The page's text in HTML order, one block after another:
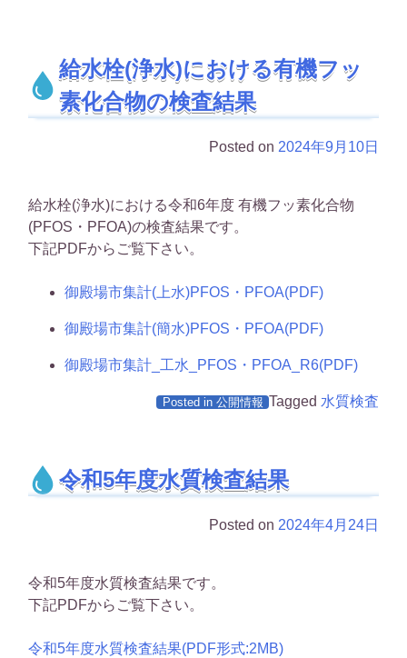
給水栓(浄水)における有機フッ
素化合物の検査結果
Posted on 2024年9月10日
給水栓(浄水)における令和6年度 有機フッ素化合物
(PFOS・PFOA)の検査結果です。
下記PDFからご覧下さい。
御殿場市集計(上水)PFOS・PFOA(PDF)
御殿場市集計(簡水)PFOS・PFOA(PDF)
御殿場市集計_工水_PFOS・PFOA_R6(PDF)
Posted in 公開情報 Tagged 水質検査
令和5年度水質検査結果
Posted on 2024年4月24日
令和5年度水質検査結果です。
下記PDFからご覧下さい。
令和5年度水質検査結果(PDF形式:2MB)